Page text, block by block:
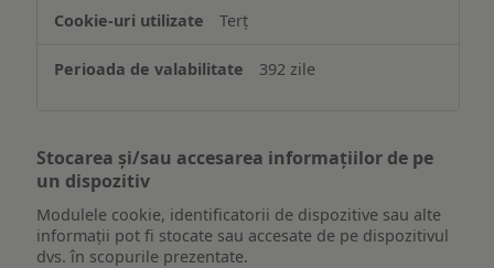
Terț
392 zile
Stocarea și/sau accesarea informațiilor de pe
un dispozitiv
Modulele cookie, identificatorii de dispozitive sau alte
informații pot fi stocate sau accesate de pe dispozitivul
dvs. în scopurile prezentate.